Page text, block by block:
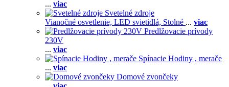
... viac
Svetelné zdroje
Vianočné osvetlenie, LED svietidlá, Stolné ... viac
Predlžovacie prívody
230V
... viac
Spínacie Hodiny , merače
... viac
Domové zvončeky